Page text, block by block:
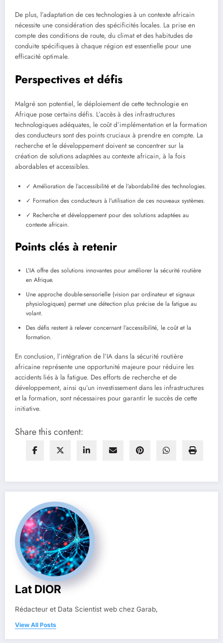
De plus, l’adaptation de ces technologies à un contexte africain
nécessite une considération des spécificités locales. La prise en
compte des conditions de route, du climat et des habitudes de
conduite spécifiques à chaque région est essentielle pour une
efficacité optimale.
Perspectives et défis
Malgré son potentiel, le déploiement de cette technologie en
Afrique pose certains défis. L’accès à des infrastructures
technologiques adéquates, le coût d’implémentation et la formation
des conducteurs sont des points cruciaux à prendre en compte. La
recherche et le développement doivent se concentrer sur la
création de solutions adaptées au contexte africain, à la fois
abordables et accessibles.
✓ Amélioration de l’accessibilité et de l’abordabilité des technologies.
✓ Formation des conducteurs à l’utilisation de ces nouveaux systèmes.
✓ Recherche et développement pour des solutions adaptées au
contexte africain.
Points clés à retenir
L’IA offre des solutions innovantes pour améliorer la sécurité routière
en Afrique.
Une approche double-sensorielle (vision par ordinateur et signaux
physiologiques) permet une détection plus précise de la fatigue au
volant.
Des défis restent à relever concernant l’accessibilité, le coût et la
formation.
En conclusion, l’intégration de l’IA dans la sécurité routière
africaine représente une opportunité majeure pour réduire les
accidents liés à la fatigue. Des efforts de recherche et de
développement, ainsi qu’un investissement dans les infrastructures
et la formation, sont nécessaires pour garantir le succès de cette
initiative.
Share this content:
Lat DIOR
Rédacteur et Data Scientist web chez Garab,
View All Posts